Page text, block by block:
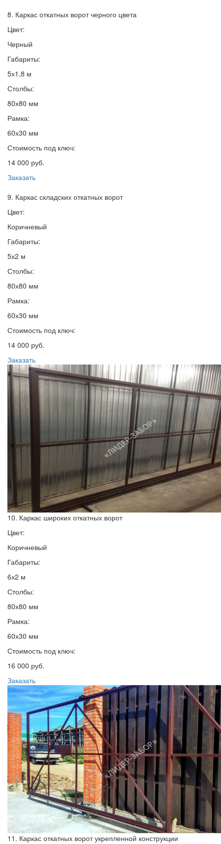
8. Каркас откатных ворот черного цвета
Цвет:
Черный
Габариты:
5х1,8 м
Столбы:
80х80 мм
Рамка:
60х30 мм
Стоимость под ключ:
14 000 руб.
Заказать
9. Каркас складских откатных ворот
Цвет:
Коричневый
Габариты:
5х2 м
Столбы:
80х80 мм
Рамка:
60х30 мм
Стоимость под ключ:
14 000 руб.
Заказать
10. Каркас широких откатных ворот
Цвет:
Коричневый
Габариты:
6х2 м
Столбы:
80х80 мм
Рамка:
60х30 мм
Стоимость под ключ:
16 000 руб.
Заказать
11. Каркас откатных ворот укрепленной конструкции